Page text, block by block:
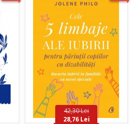
42,30 Lei
28,76 Lei